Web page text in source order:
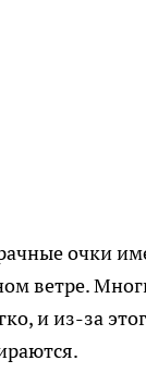
очки
ветре.
и из-за